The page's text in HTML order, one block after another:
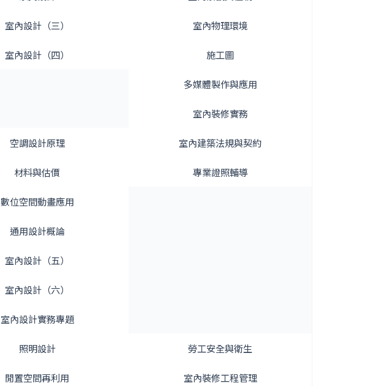
室內設計（三） 室內物理環境
室內設計（四） 施工圖
多媒體製作與應用
室內裝修實務
空調設計原理 室內建築法規與契約
材料與估價 專業證照輔導
數位空間動畫應用
通用設計概論
室內設計（五）
室內設計（六）
室內設計實務專題
照明設計 勞工安全與衛生
閒置空間再利用 室內裝修工程管理